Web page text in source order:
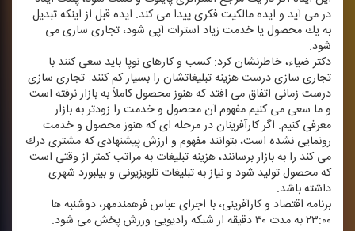
در می آید و ایده مالكیت فكری پیدا می كند. ایده قبل از اینكه تبدیل
به یك محصول یا خدمت زیاد استرات آپی شود، تجاری سازی می
شود.
دكتر ضیاء، خاطرنشان كرد: كسب و كارهای نوپا باید سعی كنند با
تجاری سازی درست هزینه تبلیغاتشان را بسیار كم كنند. تجاری سازی
درست زمانی اتفاق می افتد كه هنوز محصول كاملاً به بازار نرفته است
و ما سعی می كنیم مفهوم آن محصول و خدمت را زودتر به بازار
معرفی كنیم. اگر كارآفرینان در مرحله ای كه هنوز محصول و خدمت
رونمایی نشده است، بتوانند مفهوم و ارزش پیشنهادی كه مشتری درك
می كند را به بازار برسانند، هزینه تبلیغات به مراتب كمتر از وقتی است
كه محصول تولید شود و نیاز به تبلیغات تلویزیونی و بیلبورد شهری
داشته باشد.
برنامه اقتصاد و كارآفرینی، با اجرای عباس فرهمندمهر، دوشنبه ها
۲۳:۰۰ به مدت ۳۰ دقیقه از شبكه رادیویی ورزش پخش می شود.